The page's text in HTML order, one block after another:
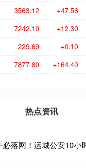
3563.12 +47.56
7242.10 +12.30
229.69 +0.10
7877.80 +164.40
热点资讯
落网！运城公安10小